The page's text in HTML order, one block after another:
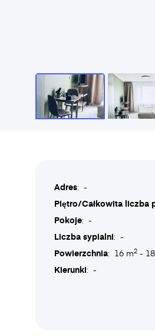
Adres: -
Piętro/Całkowita liczba
Pokoje: -
Liczba sypialni: -
Powierzchnia: 16 m2 -
Kierunki: -